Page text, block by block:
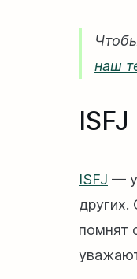
наш
ISFJ —
других.
помнят